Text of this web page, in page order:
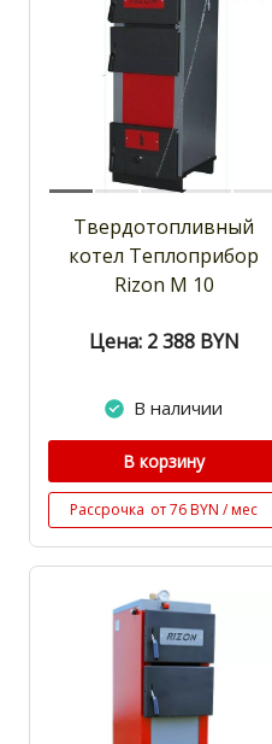
Твердотопливный
котел Теплоприбор
Rizon M 10
Цена: 2 388 BYN
В наличии
В корзину
Рассрочка от 76 BYN / мес